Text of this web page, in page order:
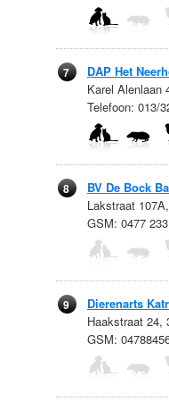
7
DAP Het
Karel Alenlaan
Telefoon: 013/
8
BV De Bock
Lakstraat
GSM: 0477
9
Dierenarts
Haakstraat 24,
GSM: